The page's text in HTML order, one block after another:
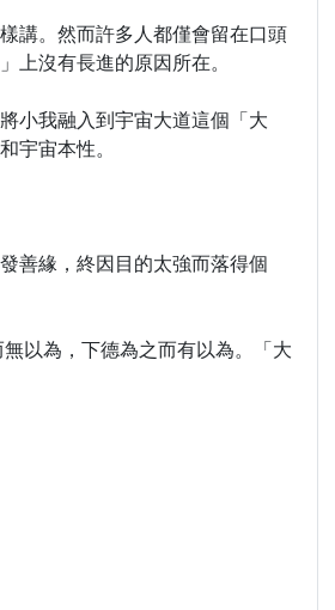
講。然而許多人都僅會留在口頭
上沒有長進的原因所在。
小我融入到宇宙大道這個「大
宇宙本性。
善緣，終因目的太強而落得個
以為，下德為之而有以為。「大